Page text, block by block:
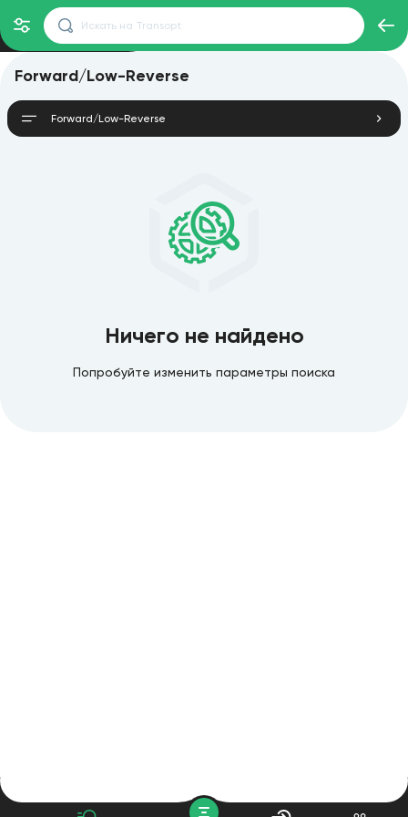
Forward/Low-Reverse
Forward/Low-Reverse
Ничего не найдено
Попробуйте изменить параметры поиска